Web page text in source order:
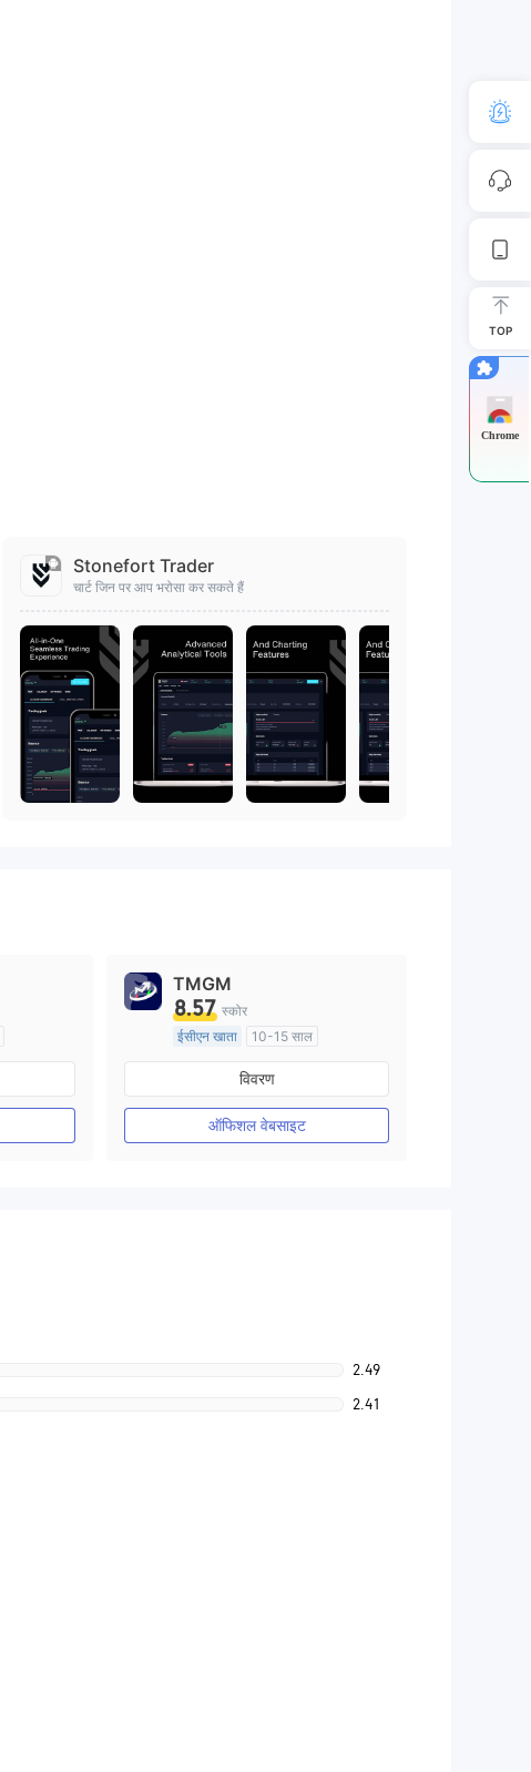
Stonefort Trader
चार्ट जिन पर आप भरोसा कर सकते हैं
TMGM
8.57 स्कोर
ईसीएन खाता
10-15 साल
ऑस्ट्रेलिया विनियमन
मार्केट मेकिंग (एमएम)
मुख्य-लेबल MT4
विवरण
ऑफिशल वेबसाइट
2.49
2.41
TOP
Chrome